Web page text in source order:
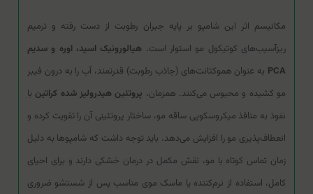
مکانیسم اثر این شامپو بر پایه جبران رطوبت از دست رفته و ترمیم
ریزآسیب‌های کوتیکول مو استوار است. هیالورونیک اسید، اوره و سدیم
PCA به عنوان هموکتانت‌های (جاذب رطوبت) قدرتمند، آب را به درون فیبر
مو کشیده و محبوس می‌کنند. همزمان، پروتئین هیدرولیز شده کراتین با
نفوذ به منافذ میکروسکوپی ساقه مو، ساختار پروتئینی آن را تقویت کرده و
انعطاف‌پذیری مو را افزایش می‌دهد. باید توجه داشت که شامپوها به دلیل
زمان تماس کوتاه با مو، نقش مکمل در درمان خشکی دارند و برای احیای
کامل، استفاده از نرم‌کننده یا ماسک موی مناسب پس از شستشو ضروری